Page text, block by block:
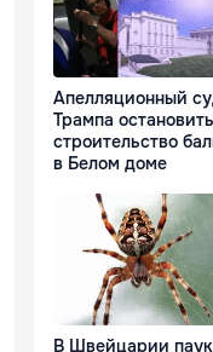
Апелляционный
Трампа остановить
строительство
в Белом доме
В Швейцарии